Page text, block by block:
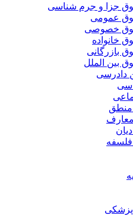
جزا و جرم شناسی
عمومی
خصوصی
خانواده
بازرگانی
بین الملل
دادرسی
منطق
معارف